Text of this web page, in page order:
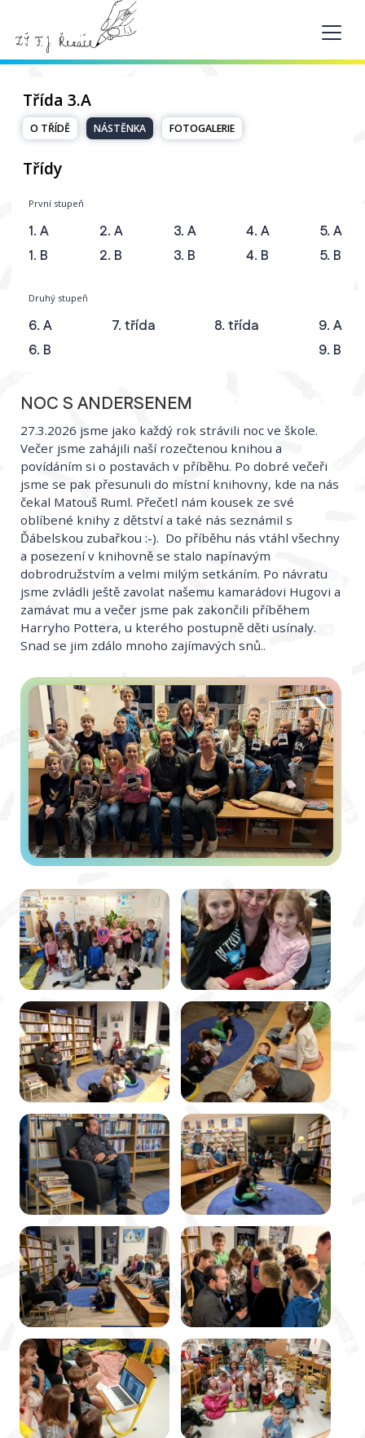
Třída 3.A
O TŘÍDĚ NÁSTĚNKA FOTOGALERIE
Třídy
První stupeň
1. A
1. B
2. A
2. B
3. A
3. B
4. A
4. B
5. A
5. B
Druhý stupeň
6. A
6. B
7. třída 8. třída
9. A
9. B
NOC S ANDERSENEM
27.3.2026 jsme jako každý rok strávili noc ve škole.
Večer jsme zahájili naší rozečtenou knihou a
povídáním si o postavách v příběhu. Po dobré večeři
jsme se pak přesunuli do místní knihovny, kde na nás
čekal Matouš Ruml. Přečetl nám kousek ze své
oblíbené knihy z dětství a také nás seznámil s
Ďábelskou zubařkou :-). Do příběhu nás vtáhl všechny
a posezení v knihovně se stalo napínavým
dobrodružstvím a velmi milým setkáním. Po návratu
jsme zvládli ještě zavolat našemu kamarádovi Hugovi a
zamávat mu a večer jsme pak zakončili příběhem
Harryho Pottera, u kterého postupně děti usínaly.
Snad se jim zdálo mnoho zajímavých snů..